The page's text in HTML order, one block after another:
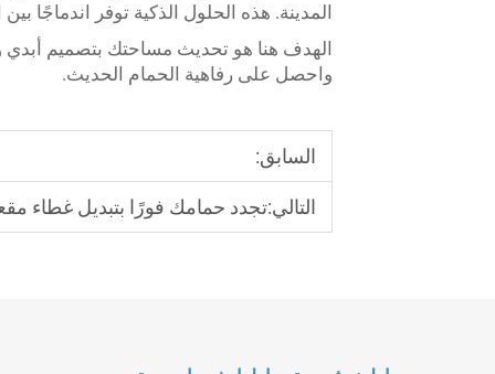
المدينة. هذه الحلول الذكية توفر اندماجًا
الهدف هنا هو تحديث مساحتك بتصميم
واحصل على رفاهية الحمام الحديث.
السابق:
التالي:تجدد حمامك فورًا بتبديل غطاء